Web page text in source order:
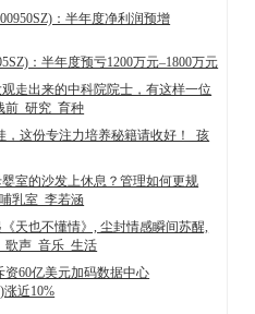
：半年度净利润预增
：半年度预亏1200万元–1800万元
走出来的中科院院士，有这样一位
前_研究_育种
，这份专注力培养秘籍请收好！_孩
室的沙发上休息？管理如何更规
乳室_李若涵
天也不懂情》, 尘封情感瞬间苏醒,
歌声_音乐_生活
资60亿美元加码数据中心
涨近10%